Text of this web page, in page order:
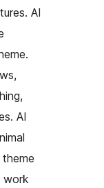
AI
AI
work